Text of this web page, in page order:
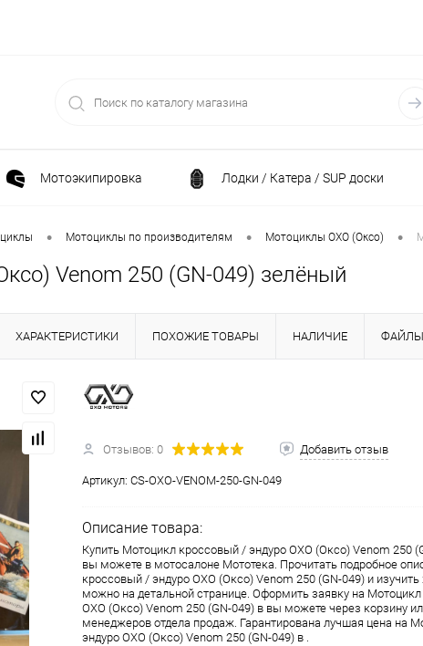
Мотоэкипировка Лодки / Катера / SUP доски
Спортивные товары / Велосипеды / Самокаты
Генераторы и электростанции
Климатическая техника Принадлежности для
Силовая техника
Запчасти Автотовары
• Мотоциклы по производителям • Мотоциклы OXO (Оксо) •
Venom 250 (GN-049) зелёный
ХАРАКТЕРИСТИКИ ПОХОЖИЕ ТОВАРЫ НАЛИЧИЕ ФАЙЛЫ
Отзывов: 0 Добавить отзыв
Артикул: CS-OXO-VENOM-250-GN-049
Описание товара:
Купить Мотоцикл кроссовый / эндуро OXO (Оксо) Venom 250
вы можете в мотосалоне Мототека. Прочитать подробное
кроссовый / эндуро OXO (Оксо) Venom 250 (GN-049) и изучить
можно на детальной странице. Оформить заявку на
OXO (Оксо) Venom 250 (GN-049) в вы можете через корзину
менеджеров отдела продаж. Гарантирована лучшая цена на
эндуро OXO (Оксо) Venom 250 (GN-049) в .